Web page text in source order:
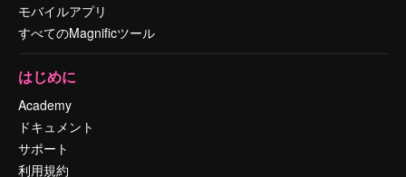
モバイルアプリ
すべてのMagnificツール
はじめに
Academy
ドキュメント
サポート
利用規約